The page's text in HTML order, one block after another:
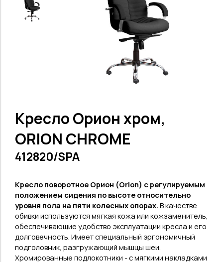
Кресло Орион хром,
ORION CHROME
412820/SPA
Кресло поворотное Орион (Orion) с регулируемым
положением сидения по высоте относительно
уровня пола на пяти колесных опорах. В качестве
обивки используются мягкая кожа или кожзаменитель,
обеспечивающие удобство эксплуатации кресла и его
долговечность. Имеет специальный эргономичный
подголовник, разгружающий мышцы шеи.
Хромированные подлокотники - с мягкими накладками